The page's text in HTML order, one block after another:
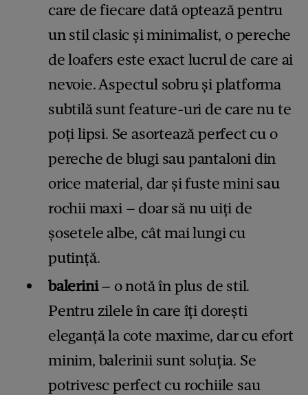
care de fiecare dată optează pentru
un stil clasic și minimalist, o pereche
de loafers este exact lucrul de care ai
nevoie. Aspectul sobru și platforma
subtilă sunt feature-uri de care nu te
poți lipsi. Se asortează perfect cu o
pereche de blugi sau pantaloni din
orice material, dar și fuste mini sau
rochii maxi – doar să nu uiți de
șosetele albe, cât mai lungi cu
putință.
balerini– o notă în plus de stil.
Pentru zilele în care îți dorești
eleganță la cote maxime, dar cu efort
minim, balerinii sunt soluția. Se
potrivesc perfect cu rochiile sau